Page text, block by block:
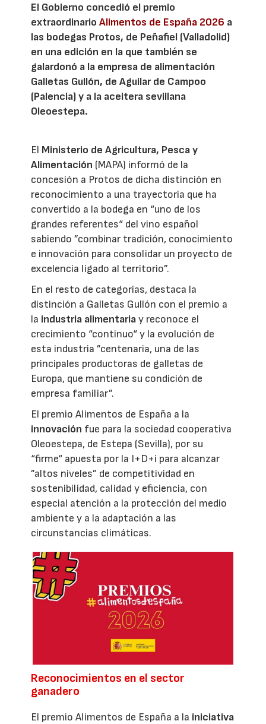
El Gobierno concedió el premio
extraordinarioAlimentos de España 2026 a
las bodegas Protos, de Peñafiel (Valladolid)
en una edición en la que también se
galardonó a la empresa de alimentación
Galletas Gullón, de Aguilar de Campoo
(Palencia) y a la aceitera sevillana
Oleoestepa.
El Ministerio de Agricultura, Pesca y
Alimentación (MAPA) informó de la
concesión a Protos de dicha distinción en
reconocimiento a una trayectoria que ha
convertido a la bodega en “uno de los
grandes referentes“ del vino español
sabiendo ”combinar tradición, conocimiento
e innovación para consolidar un proyecto de
excelencia ligado al territorio”.
En el resto de categorías, destaca la
distinción a Galletas Gullón con el premio a
la industria alimentariay reconoce el
crecimiento “continuo“ y la evolución de
esta industria ”centenaria, una de las
principales productoras de galletas de
Europa, que mantiene su condición de
empresa familiar”.
El premio Alimentos de España a la
innovación fue para la sociedad cooperativa
Oleoestepa, de Estepa (Sevilla), por su
“firme“ apuesta por la I+D+i para alcanzar
”altos niveles” de competitividad en
sostenibilidad, calidad y eficiencia, con
especial atención a la protección del medio
ambiente y a la adaptación a las
circunstancias climáticas.
Reconocimientos en el sector
ganadero
El premio Alimentos de España a la iniciativa